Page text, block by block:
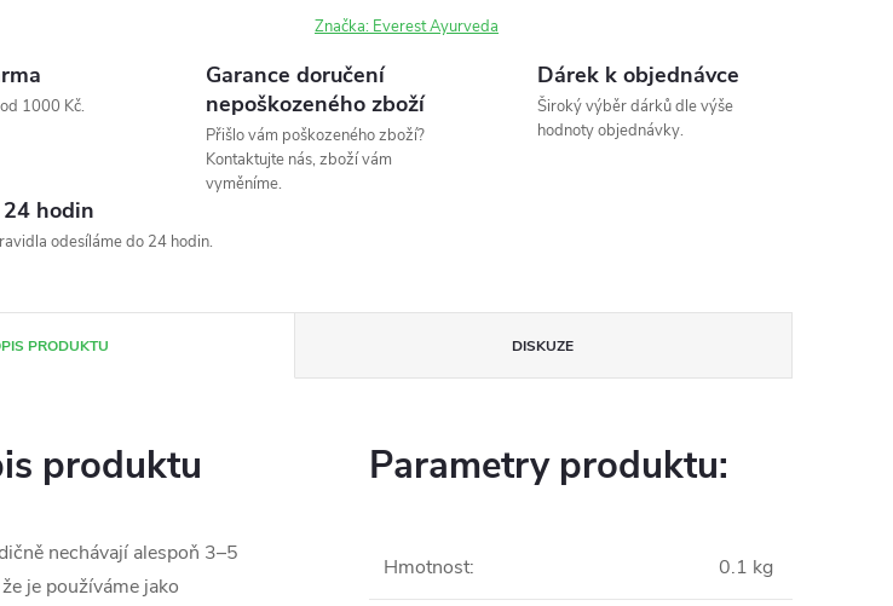
Značka: Everest Ayurveda
1000 Kč.
Garance doručení
nepoškozeného zboží
Přišlo vám poškozeného zboží?
Kontaktujte nás, zboží vám
vyměníme.
Dárek k objednávce
Široký výběr dárků dle výše
hodnoty objednávky.
hodin
odesíláme do 24 hodin.
PRODUKTU DISKUZE
produktu
nechávají alespoň 3–5
je používáme jako
Parametry produktu:
Hmotnost: 0.1 kg